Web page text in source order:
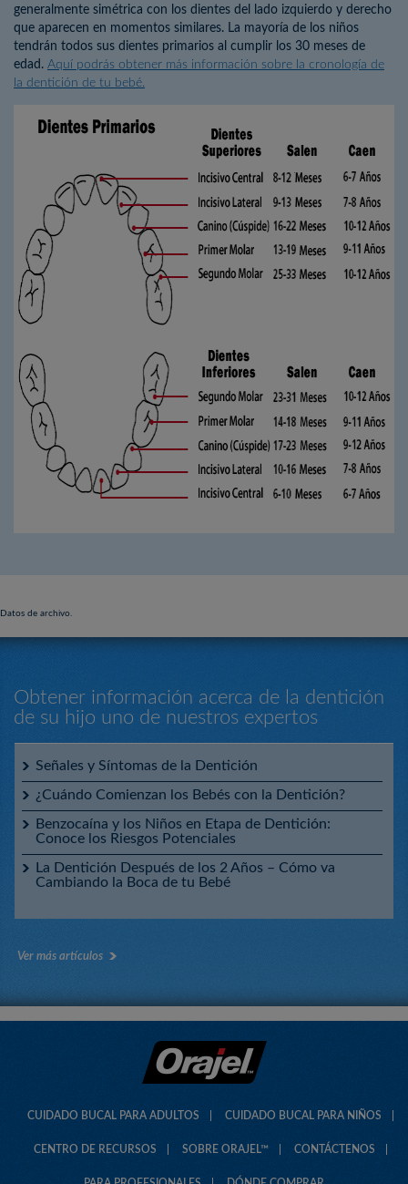
generalmente simétrica con los dientes del lado izquierdo y derecho
que aparecen en momentos similares. La mayoría de los niños
tendrán todos sus dientes primarios al cumplir los 30 meses de
edad. Aquí podrás obtener más información sobre la cronología de
la dentición de tu bebé.
Datos de archivo.
Obtener información acerca de la dentición
de su hijo uno de nuestros expertos
Señales y Síntomas de la Dentición
¿Cuándo Comienzan los Bebés con la Dentición?
Benzocaína y los Niños en Etapa de Dentición:
Conoce los Riesgos Potenciales
La Dentición Después de los 2 Años – Cómo va
Cambiando la Boca de tu Bebé
Ver más artículos
CUIDADO BUCAL PARA ADULTOS CUIDADO BUCAL PARA NIÑOS
CENTRO DE RECURSOS SOBRE ORAJEL™ CONTÁCTENOS